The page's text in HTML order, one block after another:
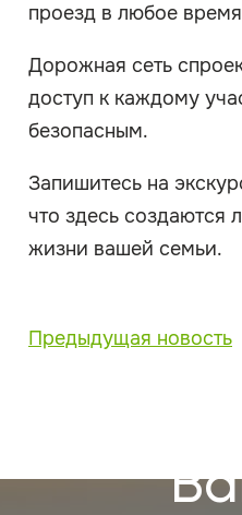
проезд в любое
Дорожная сеть
доступ к каждому
безопасным.
Запишитесь на
что здесь создаются
жизни вашей семьи.
Предыдущая новость